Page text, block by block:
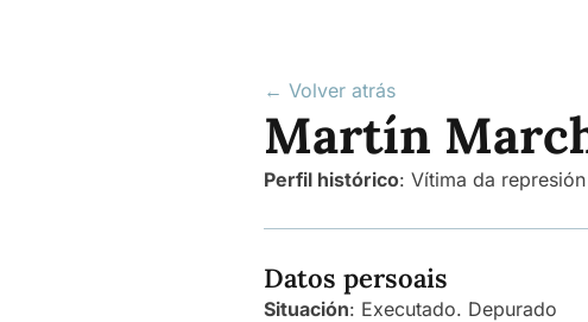
← Volver atrás
Martín
Perfil histórico: Vítima da represión
Datos persoais
Situación: Executado. Depurado